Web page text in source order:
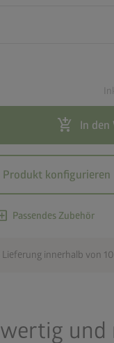
add_shopping_cart In den
Produkt konfigurieren
Passendes Zubehör
innerhalb von